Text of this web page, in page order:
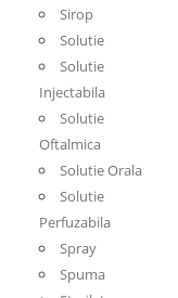
Sirop
Solutie
Solutie
Injectabila
Solutie
Oftalmica
Solutie Orala
Solutie
Perfuzabila
Spray
Spuma